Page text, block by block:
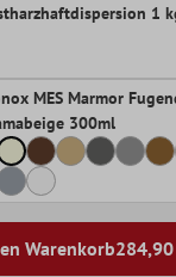
1
MES Marmor
300ml
Warenkorb284,90